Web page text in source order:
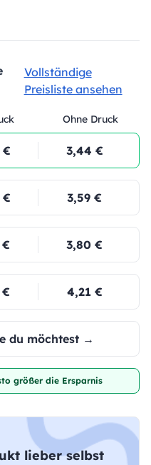
Vollständige
Preisliste ansehen
Ohne Druck
€ 3,44 €
€ 3,59 €
3,80 €
4,21 €
du möchtest →
größer die Ersparnis
lieber selbst